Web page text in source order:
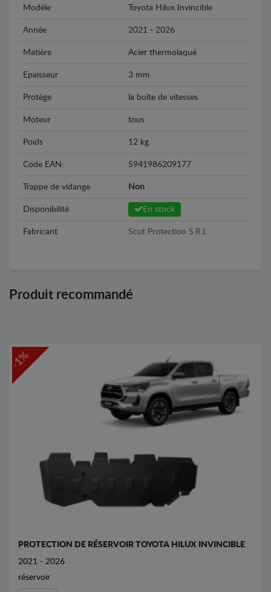
Modèle Toyota Hilux Invincible
Année 2021 - 2026
Matière Acier thermolaqué
Epaisseur 3 mm
Protège la boîte de vitesses
Moteur tous
Poids 12 kg
Code EAN: 5941986209177
Trappe de vidange Non
Disponibilité En stock
Fabricant Scut Protection S.R.L
Produit recommandé
-1%
PROTECTION DE RÉSERVOIR TOYOTA HILUX INVINCIBLE
2021 - 2026
réservoir